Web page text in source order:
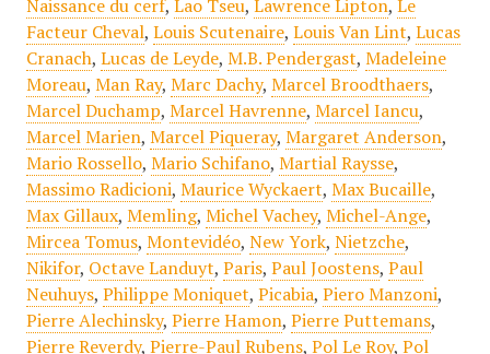
Naissance du cerf, Lao Tseu, Lawrence Lipton, Le
Facteur Cheval, Louis Scutenaire, Louis Van Lint, Lucas
Cranach, Lucas de Leyde, M.B. Pendergast, Madeleine
Moreau, Man Ray, Marc Dachy, Marcel Broodthaers,
Marcel Duchamp, Marcel Havrenne, Marcel Iancu,
Marcel Marien, Marcel Piqueray, Margaret Anderson,
Mario Rossello, Mario Schifano, Martial Raysse,
Massimo Radicioni, Maurice Wyckaert, Max Bucaille,
Max Gillaux, Memling, Michel Vachey, Michel-Ange,
Mircea Tomus, Montevidéo, New York, Nietzche,
Nikifor, Octave Landuyt, Paris, Paul Joostens, Paul
Neuhuys, Philippe Moniquet, Picabia, Piero Manzoni,
Pierre Alechinsky, Pierre Hamon, Pierre Puttemans,
Pierre Reverdy, Pierre-Paul Rubens, Pol Le Roy, Pol